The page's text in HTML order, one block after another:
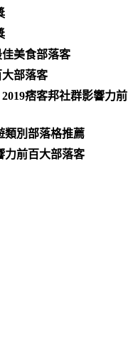
美食部落客
大部落客
2019痞客邦社群影響力前
類別部落格推薦
力前百大部落客